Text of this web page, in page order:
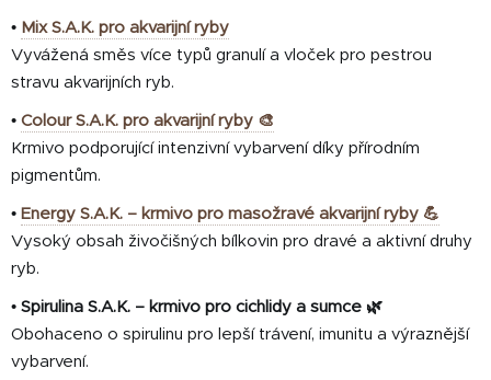
• Mix S.A.K. pro akvarijní ryby
Vyvážená směs více typů granulí a vloček pro pestrou
stravu akvarijních ryb.
• Colour S.A.K. pro akvarijní ryby 🎨
Krmivo podporující intenzivní vybarvení díky přírodním
pigmentům.
• Energy S.A.K. – krmivo pro masožravé akvarijní ryby 💪
Vysoký obsah živočišných bílkovin pro dravé a aktivní druhy
ryb.
• Spirulina S.A.K. – krmivo pro cichlidy a sumce 🌿
Obohaceno o spirulinu pro lepší trávení, imunitu a výraznější
vybarvení.